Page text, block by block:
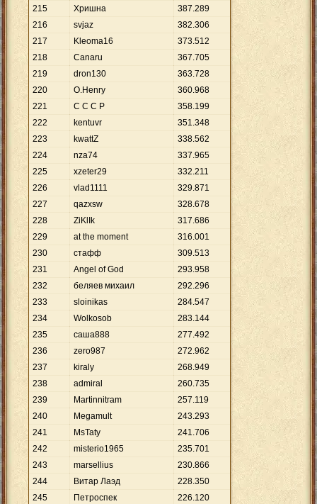
215 Хришна 387.289
216
svjaz 382.306
217
Kleoma16 373.512
218
Canaru 367.705
219
dron130 363.728
220
O.Henry 360.968
221
C C C P 358.199
222
kentuvr 351.348
223
kwattZ 338.562
224
nza74 337.965
225
xzeter29 332.211
226
vlad1111 329.871
227
qazxsw 328.678
228
ZiKlIk 317.686
229
at the moment 316.001
230
стафф 309.513
231
Angel of God 293.958
232
беляев михаил 292.296
233
sloinikas 284.547
234
Wolkosob 283.144
235
саша888 277.492
236
zero987 272.962
237
kiraly 268.949
238
admiral 260.735
239
Martinnitram 257.119
240
Megamult 243.293
241
MsTaty 241.706
242
misterio1965 235.701
243
marsellius 230.866
244
Витар Лаэд 228.350
245
Петроспек 226.120